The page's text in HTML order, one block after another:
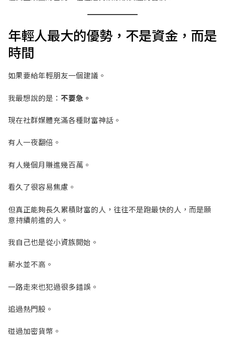
年輕人最大的優勢，不是資金，而是
時間
如果要給年輕朋友一個建議。
我最想說的是： 不要急。
現在社群媒體充滿各種財富神話。
有人一夜翻倍。
有人幾個月賺進幾百萬。
看久了很容易焦慮。
但真正能夠長久累積財富的人，往往不是跑最快的人，而是願
意持續前進的人。
我自己也是從小資族開始。
薪水並不高。
一路走來也犯過很多錯誤。
追過熱門股。
碰過加密貨幣。